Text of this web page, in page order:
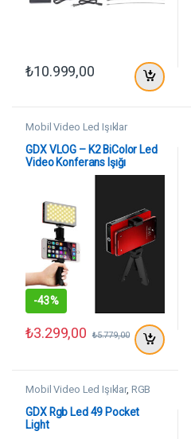
₺10.999,00
Mobil Video Led Işıklar
GDX VLOG – K2 BiColor Led
Video Konferans Işığı
-43%
₺3.299,00 ₺5.779,00
Mobil Video Led Işıklar, RGB
GDX Rgb Led 49 Pocket
Light